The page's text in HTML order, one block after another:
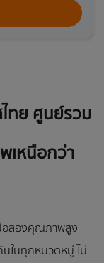
ไทย ศูนย์รวม
หนือกว่า
มือสองคุณภาพสูง
ในทุกหมวดหมู่ ไม่